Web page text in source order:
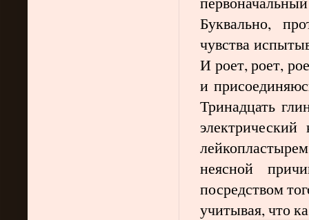
Буквально,
чувства
И роет, роет,
и
Тринадцать
неясной
посредством
учитывая, что